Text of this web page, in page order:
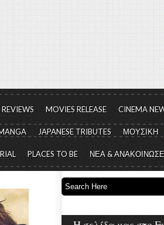
MOVIES RELEASE CINEMA
JAPANESE TRIBUTES ΜΟΥΣΙΚΗ
PLACES TO BE ΝΕΑ &